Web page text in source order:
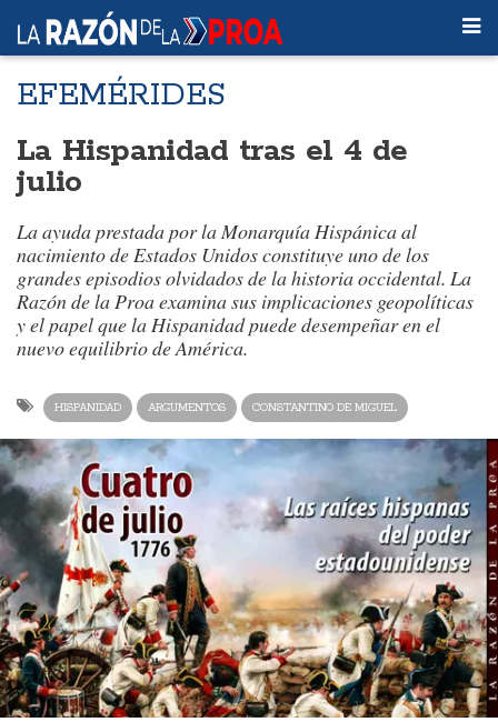
EFEMÉRIDES
La Hispanidad tras el 4 de
julio
La ayuda prestada por la Monarquía Hispánica al
nacimiento de Estados Unidos constituye uno de los
grandes episodios olvidados de la historia occidental. La
Razón de la Proa examina sus implicaciones geopolíticas
y el papel que la Hispanidad puede desempeñar en el
nuevo equilibrio de América.
HISPANIDAD ARGUMENTOS CONSTANTINO DE MIGUEL